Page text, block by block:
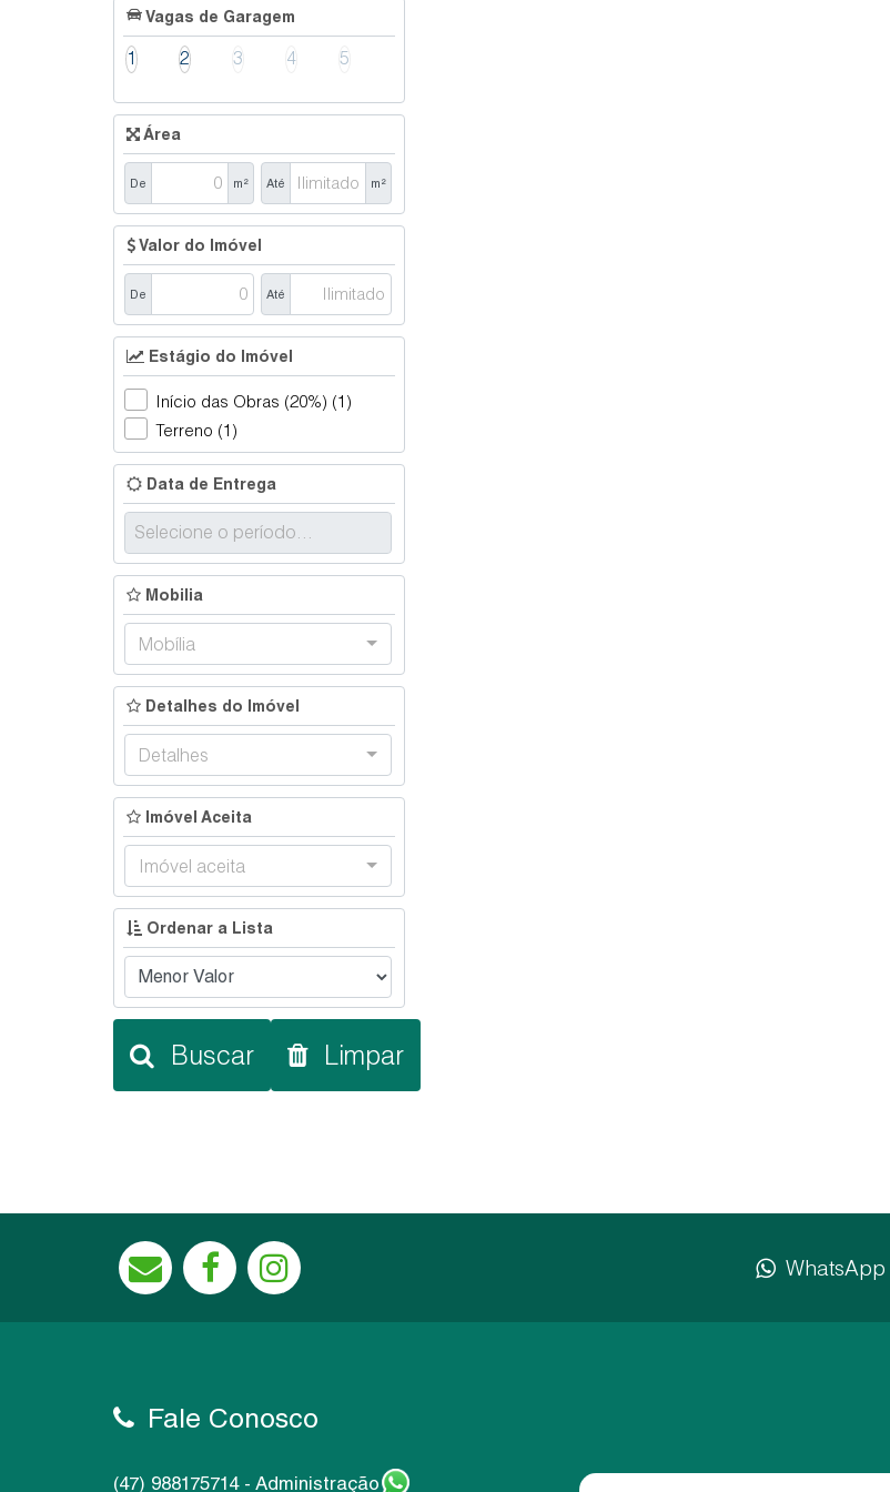
Braço do Trombudo (1)
Lontras (1)
Vila Nova (1)
Rio do Oeste (1)
Centro (1)
Vagas de Garagem
1 2 3 4 5
Área
De m² Até m²
Valor do Imóvel
De Até
Estágio do Imóvel
Início das Obras (20%) (1)
Terreno (1)
Data de Entrega
Mobilia
Mobília
Detalhes do Imóvel
Detalhes
Imóvel Aceita
Imóvel aceita
Ordenar a Lista
Buscar Limpar
WhatsApp
Fale Conosco
(47) 988175714 - Administração